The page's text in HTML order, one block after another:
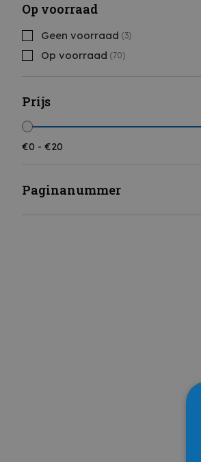
Op voorraad
Geen voorraad (3)
Op voorraad (70)
Prijs
Paginanummer